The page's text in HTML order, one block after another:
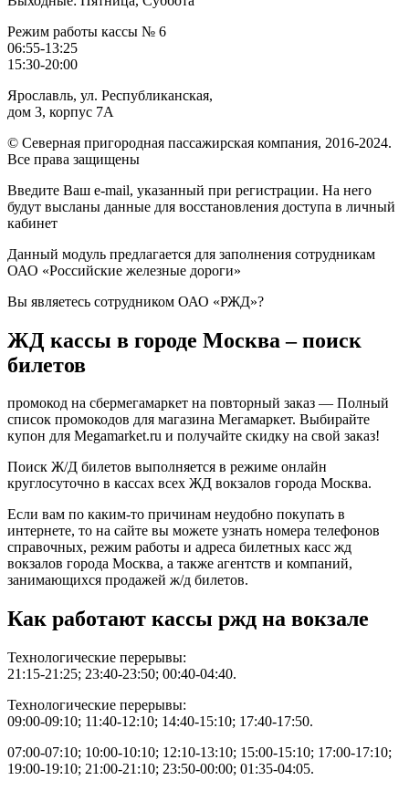
Режим работы кассы № 6
06:55-13:25
15:30-20:00
Ярославль, ул. Республиканская,
дом 3, корпус 7А
© Северная пригородная пассажирская компания, 2016-2024.
Все права защищены
Введите Ваш e-mail, указанный при регистрации. На него
будут высланы данные для восстановления доступа в личный
кабинет
Данный модуль предлагается для заполнения сотрудникам
ОАО «Российские железные дороги»
Вы являетесь сотрудником ОАО «РЖД»?
ЖД кассы в городе Москва – поиск
билетов
промокод на сбермегамаркет на повторный заказ — Полный
список промокодов для магазина Мегамаркет. Выбирайте
купон для Megamarket.ru и получайте скидку на свой заказ!
Поиск Ж/Д билетов выполняется в режиме онлайн
круглосуточно в кассах всех ЖД вокзалов города Москва.
Если вам по каким-то причинам неудобно покупать в
интернете, то на сайте вы можете узнать номера телефонов
справочных, режим работы и адреса билетных касс жд
вокзалов города Москва, а также агентств и компаний,
занимающихся продажей ж/д билетов.
Как работают кассы ржд на вокзале
Технологические перерывы:
21:15-21:25; 23:40-23:50; 00:40-04:40.
Технологические перерывы:
09:00-09:10; 11:40-12:10; 14:40-15:10; 17:40-17:50.
07:00-07:10; 10:00-10:10; 12:10-13:10; 15:00-15:10; 17:00-17:10;
19:00-19:10; 21:00-21:10; 23:50-00:00; 01:35-04:05.